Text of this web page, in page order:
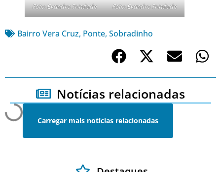
Foto: Evandro Trindade Foto: Evandro Trindade
Bairro Vera Cruz, Ponte, Sobradinho
Notícias relacionadas
Carregar mais notícias relacionadas